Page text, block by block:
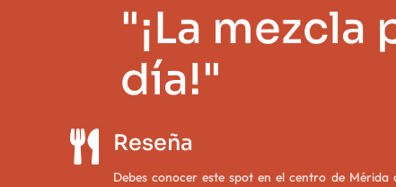
"¡La
día!"
 Reseña
Debes conocer este spot en el centro de Mérida